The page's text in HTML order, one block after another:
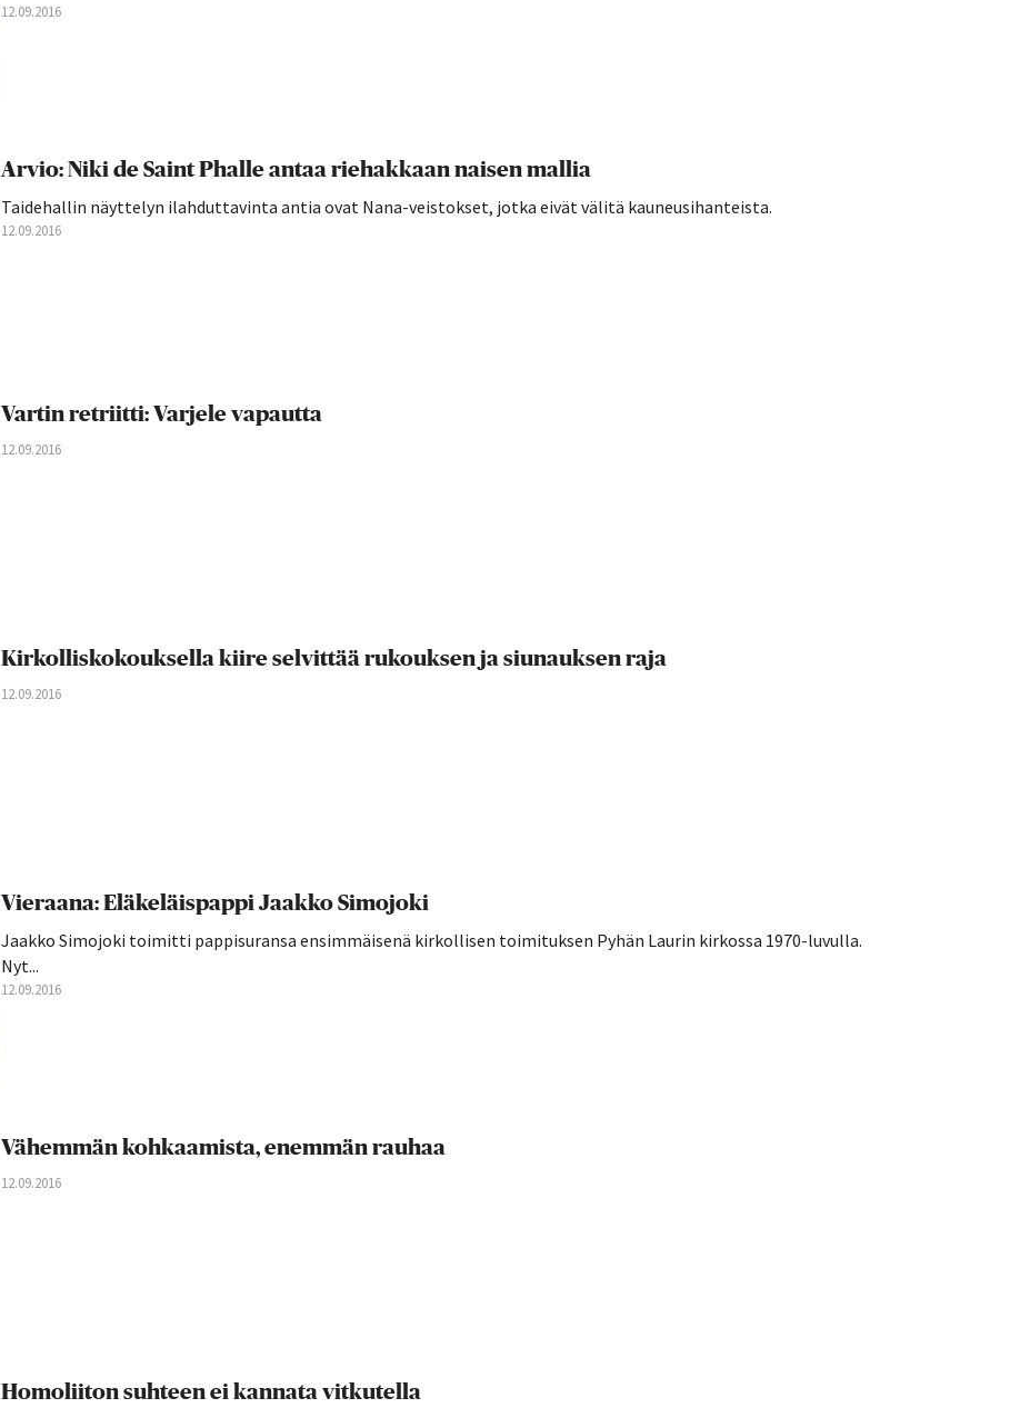
12.09.2016
Arvio: Niki de Saint Phalle antaa riehakkaan naisen mallia
Taidehallin näyttelyn ilahduttavinta antia ovat Nana-veistokset, jotka eivät välitä kauneusihanteista.
12.09.2016
Vartin retriitti: Varjele vapautta
12.09.2016
Kirkolliskokouksella kiire selvittää rukouksen ja siunauksen raja
12.09.2016
Vieraana: Eläkeläispappi Jaakko Simojoki
Jaakko Simojoki toimitti pappisuransa ensimmäisenä kirkollisen toimituksen Pyhän Laurin kirkossa 1970-luvulla.
Nyt...
12.09.2016
Vähemmän kohkaamista, enemmän rauhaa
12.09.2016
Homoliiton suhteen ei kannata vitkutella